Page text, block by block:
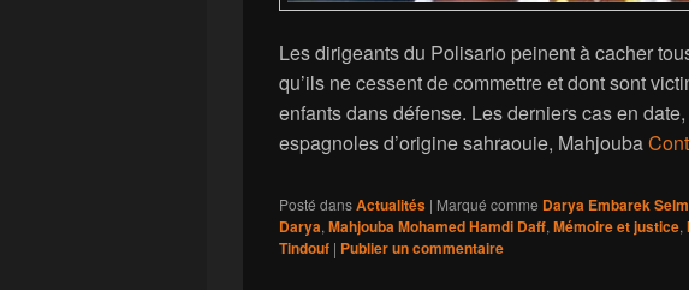
Les dirigeants du Polisario peinent à cacher
qu’ils ne cessent de commettre et dont sont
enfants dans défense. Les derniers cas en
espagnoles d’origine sahraouie, Mahjouba
Posté dansActualités | Marqué comme Darya Embarek
Darya, Mahjouba Mohamed Hamdi Daff, Mémoire et justice,
Tindouf | Publier un commentaire